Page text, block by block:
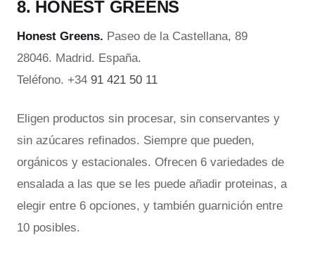
8. HONEST GREENS
Honest Greens. Paseo de la Castellana, 89
28046. Madrid. España.
Teléfono. +34 91 421 50 11
Eligen productos sin procesar, sin conservantes y
sin azúcares refinados. Siempre que pueden,
orgánicos y estacionales. Ofrecen 6 variedades de
ensalada a las que se les puede añadir proteinas, a
elegir entre 6 opciones, y también guarnición entre
10 posibles.